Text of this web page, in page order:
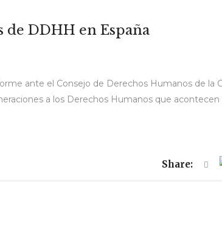
DDHH en España
ante el Consejo de Derechos Humanos de la
a los Derechos Humanos que
Share: